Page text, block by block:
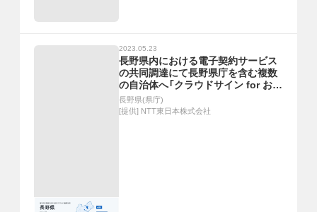
2023.05.23
長野県内における電子契約サービス
の共同調達にて長野県庁を含む複数
の自治体へ「クラウドサイン for おま
かせ はたラクサポート」の導入が決
定
長野県(県庁)
[提供] NTT東日本株式会社